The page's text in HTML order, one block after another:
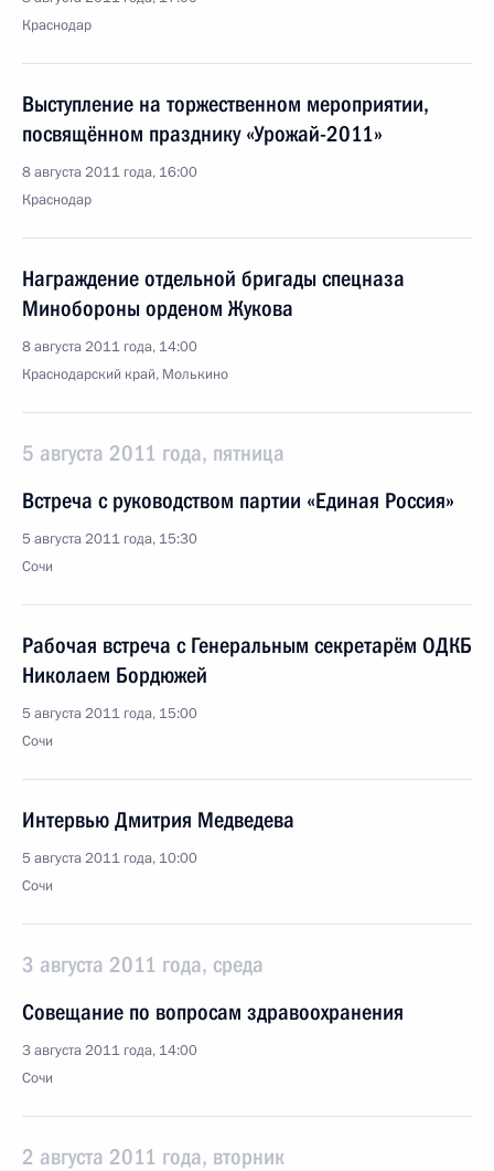
Краснодар
Выступление на торжественном мероприятии,
посвящённом празднику «Урожай-2011»
8 августа 2011 года, 16:00
Краснодар
Награждение отдельной бригады спецназа
Минобороны орденом Жукова
8 августа 2011 года, 14:00
Краснодарский край, Молькино
5 августа 2011 года, пятница
Встреча с руководством партии «Единая Россия»
5 августа 2011 года, 15:30
Сочи
Рабочая встреча с Генеральным секретарём ОДКБ
Николаем Бордюжей
5 августа 2011 года, 15:00
Сочи
Интервью Дмитрия Медведева
5 августа 2011 года, 10:00
Сочи
3 августа 2011 года, среда
Совещание по вопросам здравоохранения
3 августа 2011 года, 14:00
Сочи
2 августа 2011 года, вторник